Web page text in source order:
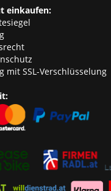
einkaufen:
mit SSL-Verschlüsselung